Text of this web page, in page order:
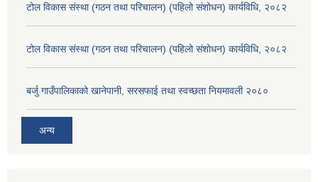
टोल विकास संस्था (गठन तथा परिचालन) (पहिलो संशोधन) कार्यविधि, २०८२
टोल विकास संस्था (गठन तथा परिचालन) (पहिलो संशोधन) कार्यविधि, २०८२
बर्जु गाउँपालिकाको खानेपानी, सरसफाई तथा स्वच्छता नियमावली २०८०
अन्य